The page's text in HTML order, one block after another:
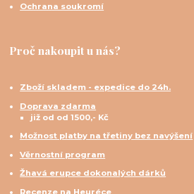
Ochrana soukromí
Proč nakoupit u nás?
Zboží skladem - expedice do 24h.
Doprava zdarma
již od od 1500,- Kč
Možnost platby na třetiny bez navýšení
Věrnostní program
Žhavá erupce dokonalých dárků
Recenze na Heuréce